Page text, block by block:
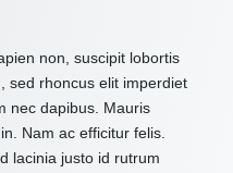
non, suscipit lobortis
sed rhoncus elit imperdiet
nec dapibus. Mauris
Nam ac efficitur felis.
lacinia justo id rutrum